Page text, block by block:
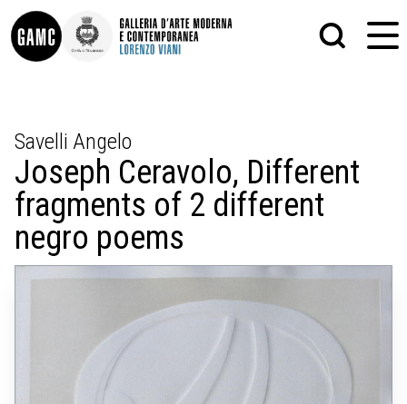
CONTATTI
DIDATTICA
SHOP
LE COLLEZIONI
GLI AUTORI
LORENZO VIANI
PALAZZO DELLE MUSE
SCULTURA
STAMPA
ALTRO
MATRICI XILOGRAFICHE
Savelli Angelo
Joseph Ceravolo, Different
fragments of 2 different
negro poems